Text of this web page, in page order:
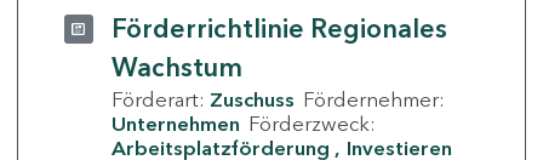
Förderrichtlinie Regionales
Wachstum
Förderart: Zuschuss Fördernehmer:
Unternehmen Förderzweck:
Arbeitsplatzförderung
Investieren